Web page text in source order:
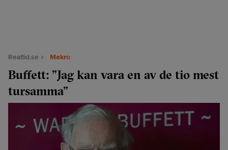
Realtid.se Makro
Buffett: ”Jag kan vara en av de tio mest
tursamma”